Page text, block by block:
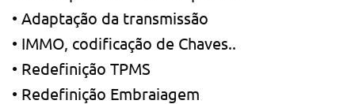
• Adaptação da transmissão
• IMMO, codificação de Chaves..
• Redefinição TPMS
• Redefinição Embraiagem